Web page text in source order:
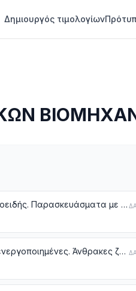
Δημιουργός τιμολογίων
Γραφίτης τεχνητός. Γραφίτης κολλοειδής ή ημικολλοειδής. Παρασκευάσματα με βάση το γραφίτη ή άλλο άνθρακα, με μορφή πολτών, όγκων, πλακιδίων ή άλλων ενδιάμεσων προϊόντων
Άνθρακες ενεργοποιημένοι. Φυσικές ορυκτές ύλες ενεργοποιημένες. Άνθρακες ζωικής προέλευσης, στους οποίους περιλαμβάνεται και ο εξασθενισμένος ζωικός άνθρακας